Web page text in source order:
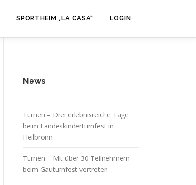
SPORTHEIM „LA CASA“ LOGIN
News
Turnen – Drei erlebnisreiche Tage
beim Landeskinderturnfest in
Heilbronn
Turnen – Mit über 30 Teilnehmern
beim Gauturnfest vertreten